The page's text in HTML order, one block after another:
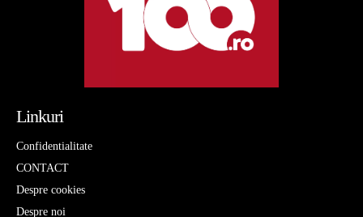
Linkuri
Confidentialitate
CONTACT
Despre cookies
Despre noi